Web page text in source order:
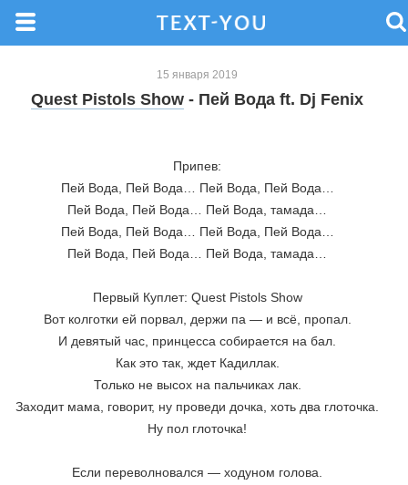
15 января 2019
Quest Pistols Show - Пей Вода ft. Dj Fenix
Припев:
Пей Вода, Пей Вода… Пей Вода, Пей Вода…
Пей Вода, Пей Вода… Пей Вода, тамада…
Пей Вода, Пей Вода… Пей Вода, Пей Вода…
Пей Вода, Пей Вода… Пей Вода, тамада…
Первый Куплет: Quest Pistols Show
Вот колготки ей порвал, держи па — и всё, пропал.
И девятый час, принцесса собирается на бал.
Как это так, ждет Кадиллак.
Только не высох на пальчиках лак.
Заходит мама, говорит, ну проведи дочка, хоть два глоточка.
Ну пол глоточка!
Если переволновался — ходуном голова.